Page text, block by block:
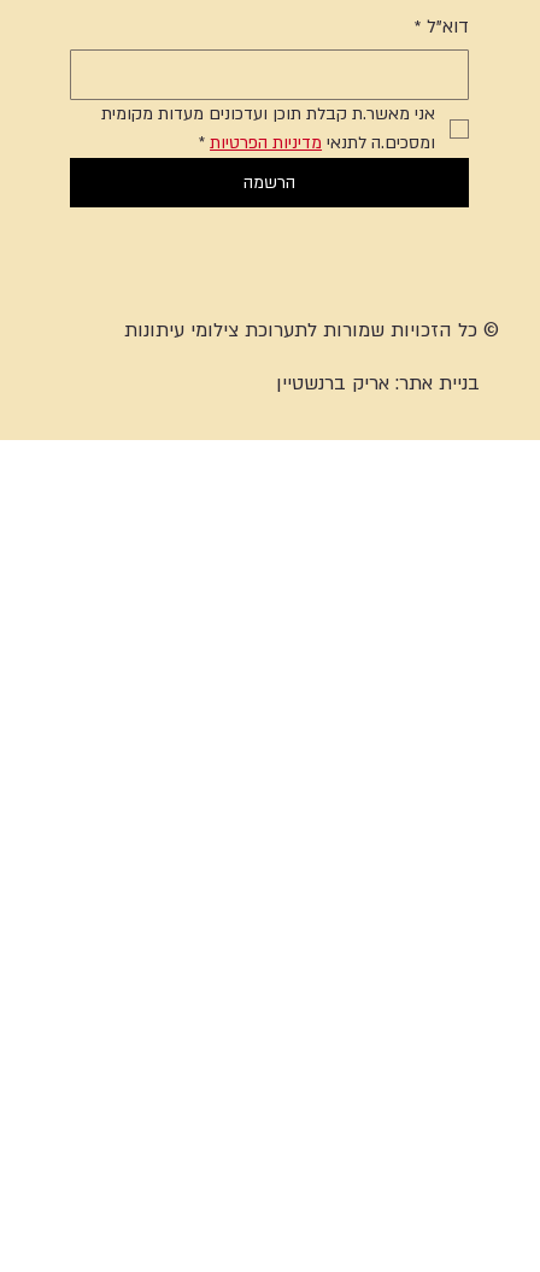
דוא"ל *
אני מאשר.ת קבלת תוכן ועדכונים מעדות מקומית
ומסכים.ה לתנאי מדיניות הפרטיות *
הרשמה
© כל הזכויות שמורות לתערוכת צילומי עיתונות
בניית אתר:אריק ברנשטיין